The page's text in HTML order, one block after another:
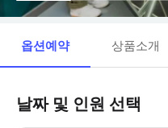
옵션예약 상품소개
날짜 및 인원 선택